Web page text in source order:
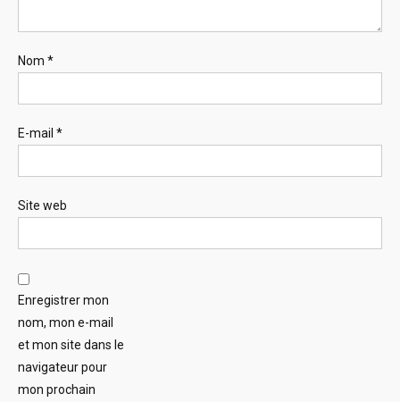
Nom *
E-mail *
Site web
Enregistrer mon
nom, mon e-mail
et mon site dans le
navigateur pour
mon prochain